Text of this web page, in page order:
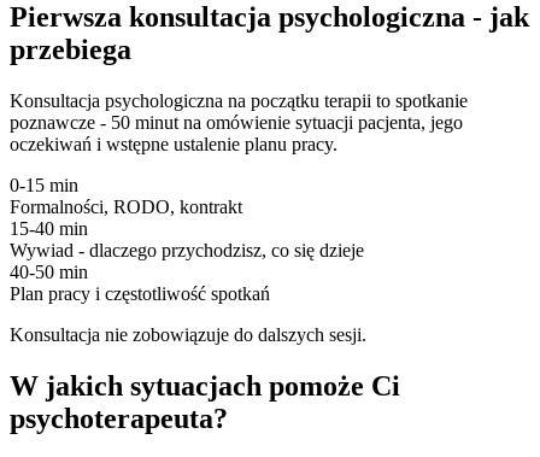
Pierwsza konsultacja psychologiczna - jak
przebiega
Konsultacja psychologiczna na początku terapii to spotkanie
poznawcze - 50 minut na omówienie sytuacji pacjenta, jego
oczekiwań i wstępne ustalenie planu pracy.
0-15 min
Formalności, RODO, kontrakt
15-40 min
Wywiad - dlaczego przychodzisz, co się dzieje
40-50 min
Plan pracy i częstotliwość spotkań
Konsultacja nie zobowiązuje do dalszych sesji.
W jakich sytuacjach pomoże Ci
psychoterapeuta?